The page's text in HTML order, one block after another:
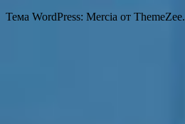
Тема WordPress: Mercia от ThemeZee.